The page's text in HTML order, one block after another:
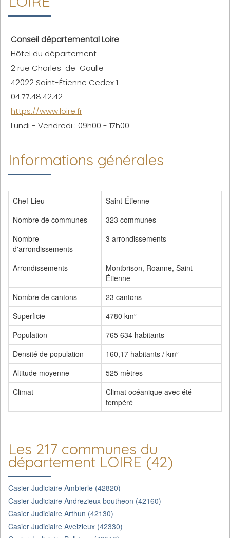
Conseil départemental Loire
Hôtel du département
2 rue Charles-de-Gaulle
42022 Saint-Étienne Cedex 1
04.77.48.42.42
https://www.loire.fr
Lundi - Vendredi : 09h00 - 17h00
Informations générales
Chef-Lieu
Saint-Étienne
Nombre de communes
323 communes
Nombre
d'arrondissements
3 arrondissements
Arrondissements
Montbrison, Roanne, Saint-
Étienne
Nombre de cantons
23 cantons
Superficie
4780 km²
Population
765 634 habitants
Densité de population
160,17 habitants / km²
Altitude moyenne
525 mètres
Climat
Climat océanique avec été
tempéré
Les 217 communes du
département LOIRE (42)
Casier Judiciaire Ambierle (42820)
Casier Judiciaire Andrezieux boutheon (42160)
Casier Judiciaire Arthun (42130)
Casier Judiciaire Aveizieux (42330)